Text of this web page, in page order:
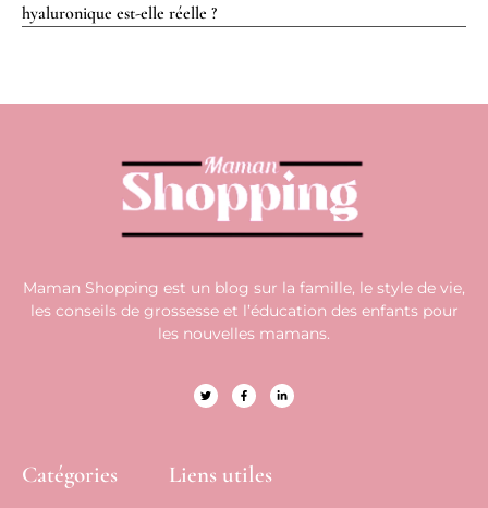
hyaluronique est-elle réelle ?
Maman Shopping est un blog sur la famille, le style de vie,
les conseils de grossesse et l’éducation des enfants pour
les nouvelles mamans.
Catégories Liens utiles